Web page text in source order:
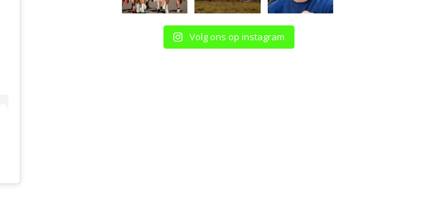
Volg ons op instagram